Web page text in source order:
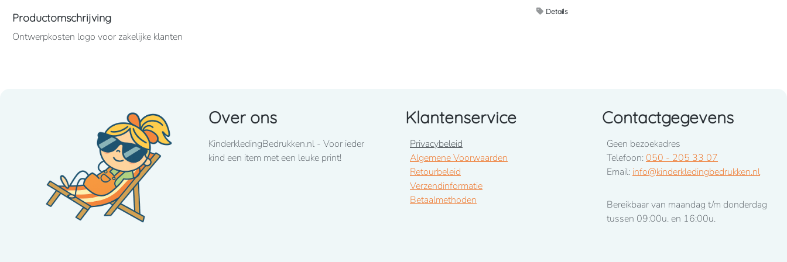
Productomschrijving
Ontwerpkosten logo voor zakelijke klanten
Details
Over ons
KinderkledingBedrukken.nl - Voor ieder
kind een item met een leuke print!
Klantenservice
Privacybeleid
Algemene Voorwaarden
Retourbeleid
Verzendinformatie
Betaalmethoden
Contactgegevens
Geen bezoekadres
Telefoon: 050 - 205 33 07
Email: info@kinderkledingbedrukken.nl
Bereikbaar van maandag t/m donderdag
tussen 09:00u. en 16:00u.